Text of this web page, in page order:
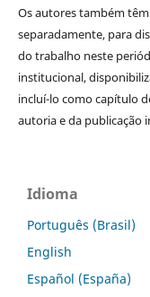
Os autores também
separadamente, para
do trabalho neste
institucional,
incluí-lo como capítulo
autoria e da publicação
Idioma
Português (Brasil)
English
Español (España)